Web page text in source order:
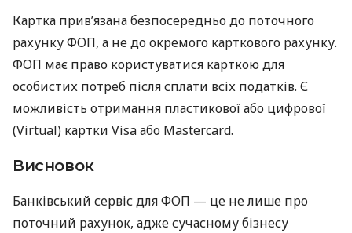
Картка прив’язана безпосередньо до поточного
рахунку ФОП, а не до окремого карткового рахунку.
ФОП має право користуватися карткою для
особистих потреб після сплати всіх податків. Є
можливість отримання пластикової або цифрової
(Virtual) картки Visa або Mastercard.
Висновок
Банківський сервіс для ФОП — це не лише про
поточний рахунок, адже сучасному бізнесу